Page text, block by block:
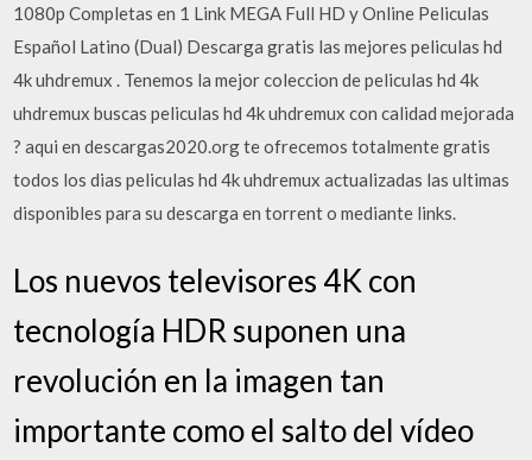
1080p Completas en 1 Link MEGA Full HD y Online Peliculas
Español Latino (Dual) Descarga gratis las mejores peliculas hd
4k uhdremux . Tenemos la mejor coleccion de peliculas hd 4k
uhdremux buscas peliculas hd 4k uhdremux con calidad mejorada
? aqui en descargas2020.org te ofrecemos totalmente gratis
todos los dias peliculas hd 4k uhdremux actualizadas las ultimas
disponibles para su descarga en torrent o mediante links.
Los nuevos televisores 4K con
tecnología HDR suponen una
revolución en la imagen tan
importante como el salto del vídeo